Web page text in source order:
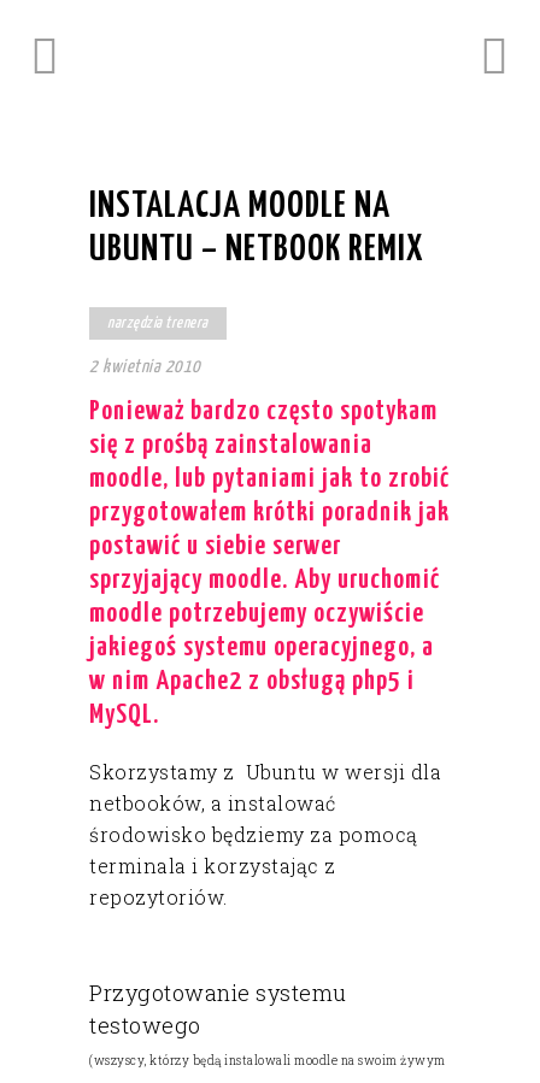
INSTALACJA MOODLE NA
UBUNTU – NETBOOK REMIX
narzędzia trenera
2 kwietnia 2010
Ponieważ bardzo często spotykam
się z prośbą zainstalowania
moodle, lub pytaniami jak to zrobić
przygotowałem krótki poradnik jak
postawić u siebie serwer
sprzyjający moodle. Aby uruchomić
moodle potrzebujemy oczywiście
jakiegoś systemu operacyjnego, a
w nim Apache2 z obsługą php5 i
MySQL.
Skorzystamy z Ubuntu w wersji dla
netbooków, a instalować
środowisko będziemy za pomocą
terminala i korzystając z
repozytoriów.
Przygotowanie systemu
testowego
(wszyscy, którzy będą instalowali moodle na swoim żywym